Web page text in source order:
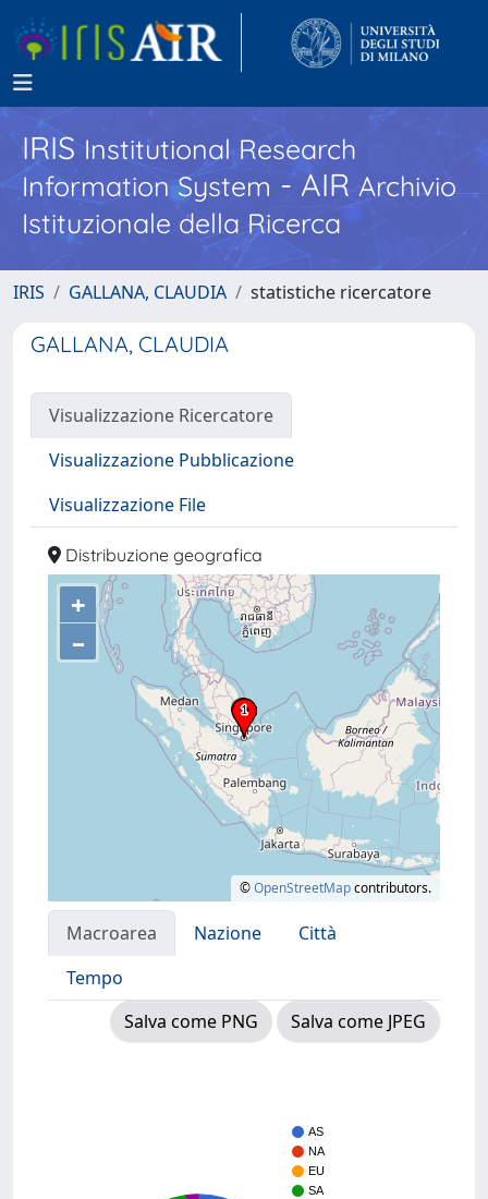
IRISInstitutional Research
Information System - AIR Archivio
Istituzionale della Ricerca
IRIS GALLANA, CLAUDIA statistiche ricercatore
GALLANA, CLAUDIA
Visualizzazione Ricercatore
Visualizzazione Pubblicazione
Visualizzazione File
Distribuzione geografica
+
–
©OpenStreetMapcontributors.
Macroarea Nazione
Città
Tempo
Salva come PNG
Salva come JPEG
AS
NA
EU
SA